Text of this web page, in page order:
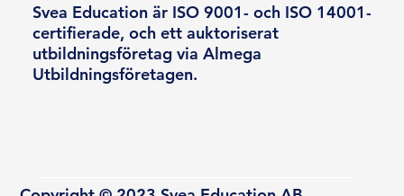
Svea Education är ISO 9001- och ISO 14001-
certifierade, och ett auktoriserat
utbildningsföretag via Almega
Utbildningsföretagen.